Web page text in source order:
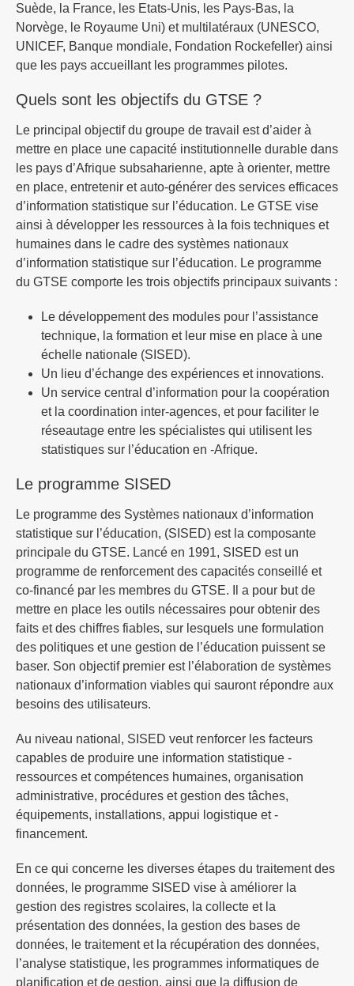
Suède, la France, les Etats-Unis, les Pays-Bas, la
Norvège, le Royaume Uni) et multilatéraux (UNESCO,
UNICEF, Banque mondiale, Fondation Rockefeller) ainsi
que les pays accueillant les programmes pilotes.
Quels sont les objectifs du GTSE ?
Le principal objectif du groupe de travail est d’aider à
mettre en place une capacité institutionnelle durable dans
les pays d’Afrique subsaharienne, apte à orienter, mettre
en place, entretenir et auto-générer des services efficaces
d’information statistique sur l’éducation. Le GTSE vise
ainsi à développer les ressources à la fois techniques et
humaines dans le cadre des systèmes nationaux
d’information statistique sur l’éducation. Le programme
du GTSE comporte les trois objectifs principaux suivants :
Le développement des modules pour l’assistance
technique, la formation et leur mise en place à une
échelle nationale (SISED).
Un lieu d’échange des expériences et innovations.
Un service central d’information pour la coopération
et la coordination inter-agences, et pour faciliter le
réseautage entre les spécialistes qui utilisent les
statistiques sur l’éducation en -Afrique.
Le programme SISED
Le programme des Systèmes nationaux d’information
statistique sur l’éducation, (SISED) est la composante
principale du GTSE. Lancé en 1991, SISED est un
programme de renforcement des capacités conseillé et
co-financé par les membres du GTSE. Il a pour but de
mettre en place les outils nécessaires pour obtenir des
faits et des chiffres fiables, sur lesquels une formulation
des politiques et une gestion de l’éducation puissent se
baser. Son objectif premier est l’élaboration de systèmes
nationaux d’information viables qui sauront répondre aux
besoins des utilisateurs.
Au niveau national, SISED veut renforcer les facteurs
capables de produire une information statistique -
ressources et compétences humaines, organisation
administrative, procédures et gestion des tâches,
équipements, installations, appui logistique et -
financement.
En ce qui concerne les diverses étapes du traitement des
données, le programme SISED vise à améliorer la
gestion des registres scolaires, la collecte et la
présentation des données, la gestion des bases de
données, le traitement et la récupération des données,
l’analyse statistique, les programmes informatiques de
planification et de gestion, ainsi que la diffusion de